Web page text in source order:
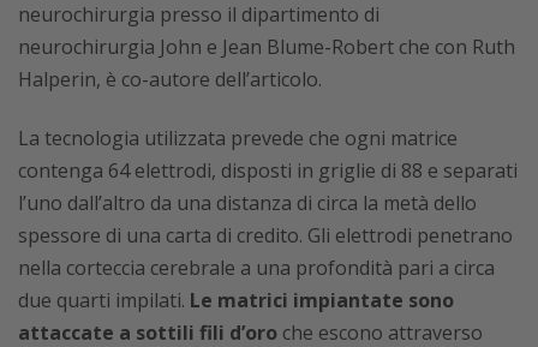
neurochirurgia presso il dipartimento di
neurochirurgia John e Jean Blume-Robert che con Ruth
Halperin, è co-autore dell’articolo.
La tecnologia utilizzata prevede che ogni matrice
contenga 64 elettrodi, disposti in griglie di 88 e separati
l’uno dall’altro da una distanza di circa la metà dello
spessore di una carta di credito. Gli elettrodi penetrano
nella corteccia cerebrale a una profondità pari a circa
due quarti impilati. Le matrici impiantate sono
attaccate a sottili fili d’oro che escono attraverso